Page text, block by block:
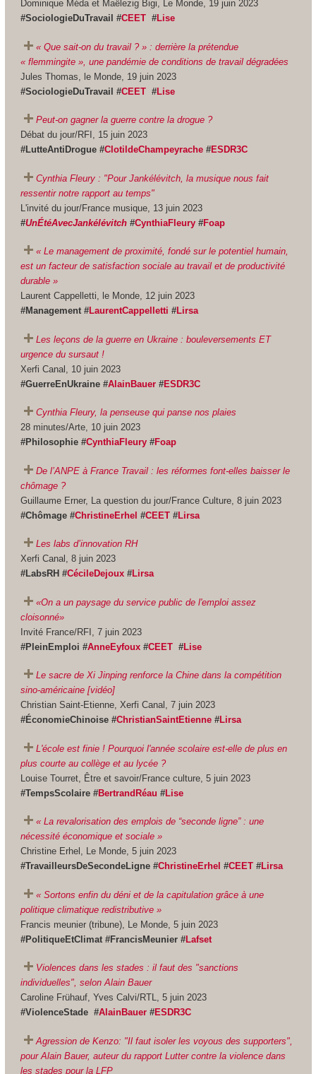
Dominique Méda et Maëlezig Bigi, Le Monde, 19 juin 2023
#SociologieDuTravail #CEET #Lise
« Que sait-on du travail ? » : derrière la prétendue
« flemmingite », une pandémie de conditions de travail dégradées
Jules Thomas, le Monde, 19 juin 2023
#SociologieDuTravail #CEET #Lise
Peut-on gagner la guerre contre la drogue ?
Débat du jour/RFI, 15 juin 2023
#LutteAntiDrogue #ClotildeChampeyrache#ESDR3C
Cynthia Fleury : "Pour Jankélévitch, la musique nous fait
ressentir notre rapport au temps"
L'invité du jour/France musique, 13 juin 2023
#UnÉtéAvecJankélévitch#CynthiaFleury#Foap
« Le management de proximité, fondé sur le potentiel humain,
est un facteur de satisfaction sociale au travail et de productivité
durable »
Laurent Cappelletti, le Monde, 12 juin 2023
#Management #LaurentCappelletti #Lirsa
Les leçons de la guerre en Ukraine : bouleversements ET
urgence du sursaut !
Xerfi Canal, 10 juin 2023
#GuerreEnUkraine #AlainBauer#ESDR3C
Cynthia Fleury, la penseuse qui panse nos plaies
28 minutes/Arte, 10 juin 2023
#Philosophie #CynthiaFleury#Foap
De l’ANPE à France Travail : les réformes font-elles baisser le
chômage ?
Guillaume Erner, La question du jour/France Culture, 8 juin 2023
#Chômage #ChristineErhel #CEET#Lirsa
Les labs d’innovation RH
Xerfi Canal, 8 juin 2023
#LabsRH #CécileDejoux #Lirsa
«On a un paysage du service public de l'emploi assez
cloisonné»
Invité France/RFI, 7 juin 2023
#PleinEmploi #AnneEyfoux#CEET #Lise
Le sacre de Xi Jinping renforce la Chine dans la compétition
sino-américaine [vidéo]
Christian Saint-Etienne, Xerfi Canal, 7 juin 2023
#ÉconomieChinoise #ChristianSaintEtienne#Lirsa
L'école est finie ! Pourquoi l'année scolaire est-elle de plus en
plus courte au collège et au lycée ?
Louise Tourret, Être et savoir/France culture, 5 juin 2023
#TempsScolaire #BertrandRéau #Lise
« La revalorisation des emplois de “seconde ligne” : une
nécessité économique et sociale »
Christine Erhel, Le Monde, 5 juin 2023
#TravailleursDeSecondeLigne #ChristineErhel #CEET#Lirsa
« Sortons enfin du déni et de la capitulation grâce à une
politique climatique redistributive »
Francis meunier (tribune), Le Monde, 5 juin 2023
#PolitiqueEtClimat #FrancisMeunier #Lafset
Violences dans les stades : il faut des "sanctions
individuelles", selon Alain Bauer
Caroline Frühauf, Yves Calvi/RTL, 5 juin 2023
#ViolenceStade #AlainBauer#ESDR3C
Agression de Kenzo: "Il faut isoler les voyous des supporters",
pour Alain Bauer, auteur du rapport Lutter contre la violence dans
les stades pour la LFP